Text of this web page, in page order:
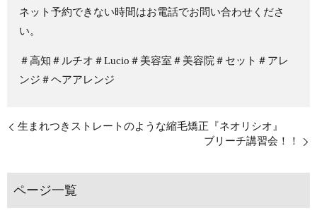
ネット予約できない時間はお電話でお問い合わせくださ
い。
＃高知＃ルチオ＃Lucio＃美容室＃美容院＃セット＃アレ
ンジ＃ヘアアレンジ
生まれつきストレートのような縮毛矯正『ネオリシオ』
ブリーチ講習会！！